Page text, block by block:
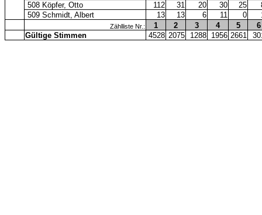
508 Köpfer, Otto
112 31 20 30 25
509 Schmidt, Albert
13 13 6 11 0
Zählliste Nr.: 1 2 3 4 5
6
Gültige Stimmen
4528 2075 1288 1956 2661